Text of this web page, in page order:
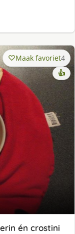
Maak favoriet4
👍
én crostini